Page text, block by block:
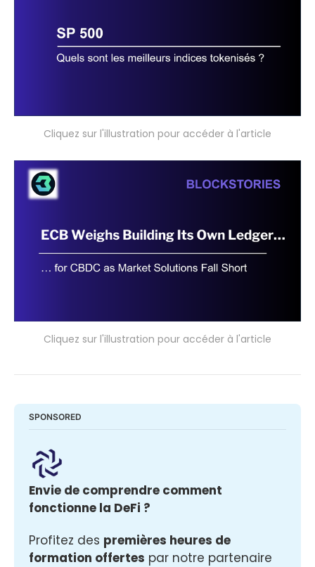
Cliquez sur l'illustration pour accéder à l'article
Cliquez sur l'illustration pour accéder à l'article
SPONSORED
Envie de comprendre comment
fonctionne la DeFi ?
Profitez des premières heures de
formation offertes